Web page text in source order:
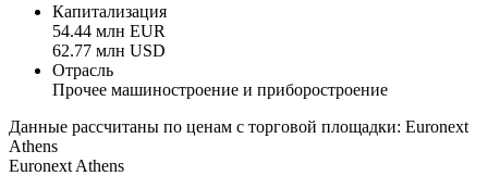
Капитализация
54.44 млн EUR
62.77 млн USD
Отрасль
Прочее машиностроение и приборостроение
Данные рассчитаны по ценам с торговой площадки: Euronext
Athens
Euronext Athens